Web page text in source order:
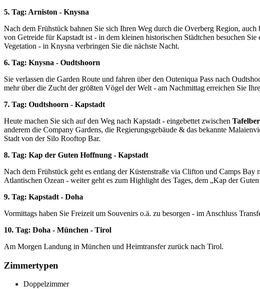
5. Tag: Arniston - Knysna
Nach dem Frühstück bahnen Sie sich Ihren Weg durch die Overberg Region,
von Getreide für Kapstadt ist - in dem kleinen historischen Städtchen besuchen
Vegetation - in Knysna verbringen Sie die nächste Nacht.
6. Tag: Knysna - Oudtshoorn
Sie verlassen die Garden Route und fahren über den Outeniqua Pass nach
mehr über die Zucht der größten Vögel der Welt - am Nachmittag erreichen Sie
7. Tag: Oudtshoorn - Kapstadt
Heute machen Sie sich auf den Weg nach Kapstadt - eingebettet zwischen
anderem die Company Gardens, die Regierungsgebäude & das bekannte
Stadt von der Silo Rooftop Bar.
8. Tag: Kap der Guten Hoffnung - Kapstadt
Nach dem Frühstück geht es entlang der Küstenstraße via Clifton und Camps
Atlantischen Ozean - weiter geht es zum Highlight des Tages, dem „Kap der
9. Tag: Kapstadt - Doha
Vormittags haben Sie Freizeit um Souvenirs o.ä. zu besorgen - im Anschluss
10. Tag: Doha - München - Tirol
Am Morgen Landung in München und Heimtransfer zurück nach Tirol.
Zimmertypen
Doppelzimmer